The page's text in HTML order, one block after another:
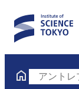
アントレ